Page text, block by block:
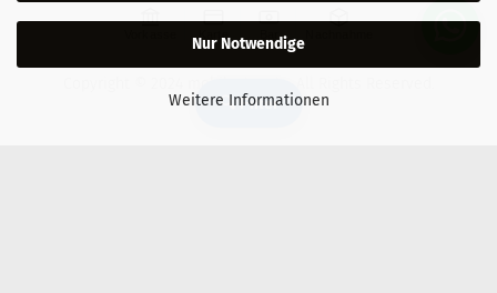
Nur Notwendige
Weitere Informationen
🔍 Filter